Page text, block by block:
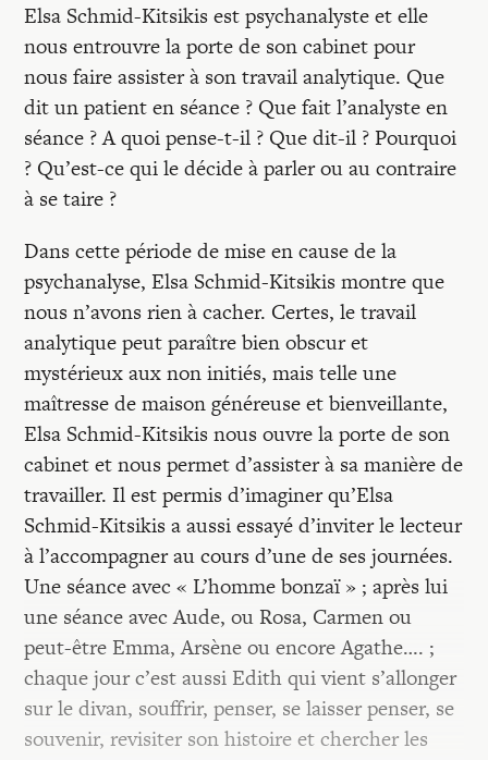
Elsa Schmid-Kitsikis est psychanalyste et elle
nous entrouvre la porte de son cabinet pour
nous faire assister à son travail analytique. Que
dit un patient en séance ? Que fait l’analyste en
séance ? A quoi pense-t-il ? Que dit-il ? Pourquoi
? Qu’est-ce qui le décide à parler ou au contraire
à se taire ?
Dans cette période de mise en cause de la
psychanalyse, Elsa Schmid-Kitsikis montre que
nous n’avons rien à cacher. Certes, le travail
analytique peut paraître bien obscur et
mystérieux aux non initiés, mais telle une
maîtresse de maison généreuse et bienveillante,
Elsa Schmid-Kitsikis nous ouvre la porte de son
cabinet et nous permet d’assister à sa manière de
travailler. Il est permis d’imaginer qu’Elsa
Schmid-Kitsikis a aussi essayé d’inviter le lecteur
à l’accompagner au cours d’une de ses journées.
Une séance avec « L’homme bonzaï » ; après lui
une séance avec Aude, ou Rosa, Carmen ou
peut-être Emma, Arsène ou encore Agathe…. ;
chaque jour c’est aussi Edith qui vient s’allonger
sur le divan, souffrir, penser, se laisser penser, se
souvenir, revisiter son histoire et chercher les